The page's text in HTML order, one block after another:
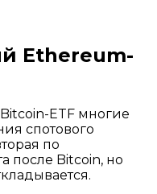
Ethereum-
ETF многие
спотового
по
после Bitcoin, но